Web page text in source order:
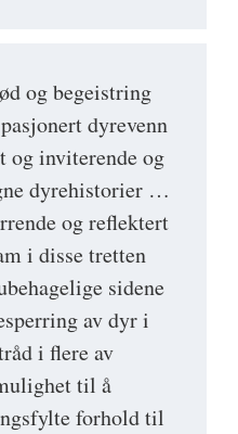
og begeistring
dyrevenn
inviterende og
dyrehistorier …
og reflektert
i disse tretten
sidene
av dyr i
i flere av
til å
forhold til